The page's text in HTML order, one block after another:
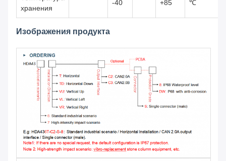
хранения
-40 +85 ℃
Изображения продукта